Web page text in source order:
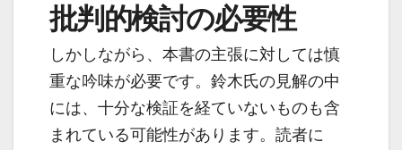
批判的検討の必要性
しかしながら、本書の主張に対しては慎
重な吟味が必要です。鈴木氏の見解の中
には、十分な検証を経ていないものも含
まれている可能性があります。読者に